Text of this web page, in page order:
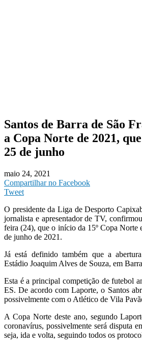
Santos de Barra de São
a Copa Norte de 2021,
25 de junho
maio 24, 2021
Compartilhar no Facebook
Tweet
O presidente da Liga de Desporto
jornalista e apresentador de TV,
feira (24), que o início da 15º Copa Norte
de junho de 2021.
Já está definido também que a
Estádio Joaquim Alves de Souza, em
Esta é a principal competição de futebol
ES. De acordo com Laporte, o Santos
possivelmente com o Atlético de Vila
A Copa Norte deste ano, segundo
coronavírus, possivelmente será disputa
seja, ida e volta, seguindo todos os